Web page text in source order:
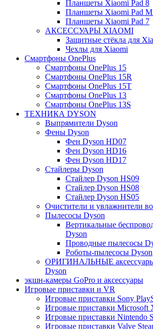
Планшеты Xiaomi Pad 8
Планшеты Xiaomi Pad
Планшеты Xiaomi Pad 7
АКСЕССУАРЫ XIAOMI
Защитные стёкла для
Чехлы для Xiaomi
Смартфоны OnePlus
Смартфоны OnePlus 15
Смартфоны OnePlus 15R
Смартфоны OnePlus 15T
Смартфоны OnePlus 13
Смартфоны OnePlus 13S
ТЕХНИКА DYSON
Выпрямители Dyson
Фены Dyson
Фен Dyson HD07
Фен Dyson HD16
Фен Dyson HD17
Стайлеры Dyson
Стайлер Dyson HS09
Стайлер Dyson HS08
Стайлер Dyson HS05
Очистители и увлажнители
Пылесосы Dyson
Вертикальные
Dyson
Проводные пылесосы
Роботы-пылесосы Dyson
ОРИГИНАЛЬНЫЕ
Dyson
экшн-камеры GoPro и аксессуары
Игровые приставки и VR
Игровые приставки Sony
Игровые приставки Microsoft
Игровые приставки Nintendo
Игровые приставки Valve